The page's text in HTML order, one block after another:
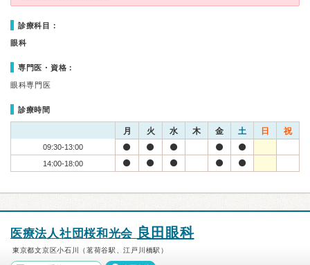
診療科目：
眼科
専門医・資格：
眼科専門医
診療時間
月 火 水 木 金 土 日 祝
09:30-13:00
14:00-18:00
医療法人社団桜和光会 良田眼科
東京都文京区小石川（茗荷谷駅、江戸川橋駅）